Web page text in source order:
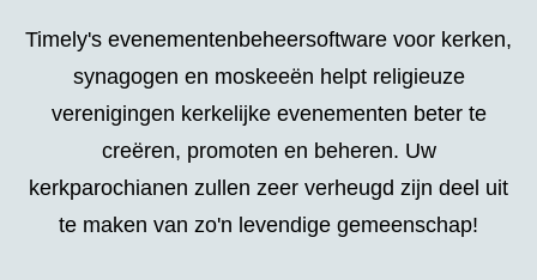
Timely's evenementenbeheersoftware voor kerken,
synagogen en moskeeën helpt religieuze
verenigingen kerkelijke evenementen beter te
creëren, promoten en beheren. Uw
kerkparochianen zullen zeer verheugd zijn deel uit
te maken van zo'n levendige gemeenschap!